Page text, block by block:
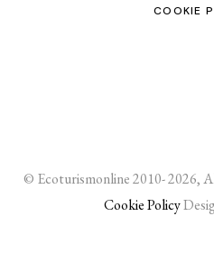
COOKIE
© Ecoturismonline 2010- 2026,
Cookie Policy